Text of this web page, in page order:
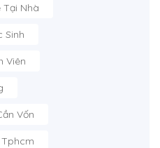
Tại Nhà
Sinh
Viên
Vốn